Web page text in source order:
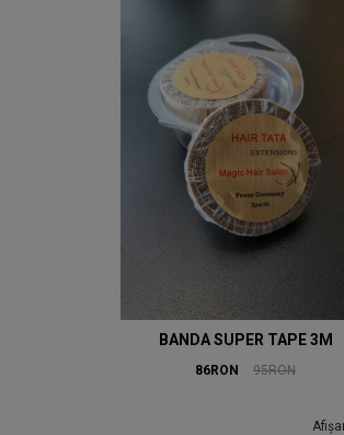
BANDA SUPER TAPE 3M
86RON 95RON